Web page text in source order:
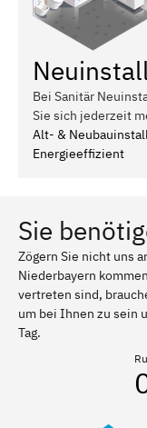
Bei Sanitär
Sie sich jederzeit
Alt- &
Energieeffizient
Sie
Zögern Sie nicht uns
Niederbayern
vertreten sind,
um bei Ihnen zu sein
Tag.